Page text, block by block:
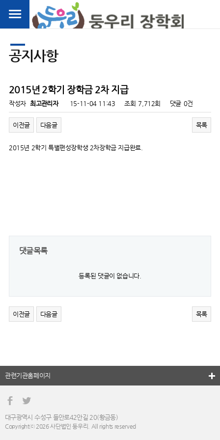
공지사항
2015년 2학기 장학금 2차 지급
작성자 최고관리자 15-11-04 11:43 조회 7,712회 댓글 0건
이전글 다음글 목록
2015년 2학기 특별편성장학생 2차장학금 지급완료.
댓글목록
등록된 댓글이 없습니다.
이전글 다음글 목록
대구광역시 수성구 들안로42안길 20(황금동)
Copyrightⓒ 2026 사단법인 둥우리. All rights reserved
관련기관홈페이지